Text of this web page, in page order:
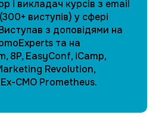
і викладач курсів з email
виступів) у сфері
з доповідями на
та на
8P, EasyConf, iCamp,
Revolution,
CMO Prometheus.